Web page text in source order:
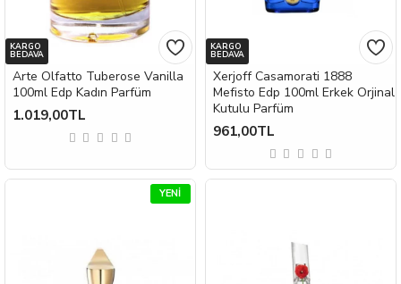
KARGO
BEDAVA
Arte Olfatto Tuberose Vanilla
100ml Edp Kadın Parfüm
1.019,00TL
KARGO
BEDAVA
Xerjoff Casamorati 1888
Mefisto Edp 100ml Erkek Orjinal
Kutulu Parfüm
961,00TL
YENI